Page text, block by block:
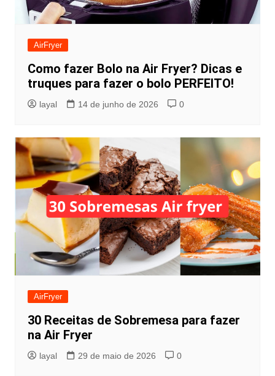
AirFryer
Como fazer Bolo na Air Fryer? Dicas e
truques para fazer o bolo PERFEITO!
layal 14 de junho de 2026 0
AirFryer
30 Receitas de Sobremesa para fazer
na Air Fryer
layal 29 de maio de 2026 0